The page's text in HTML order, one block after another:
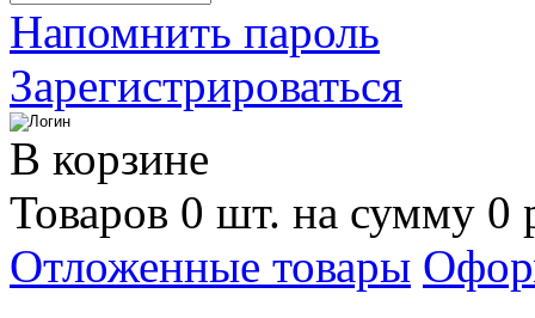
Напомнить пароль
Зарегистрироваться
В корзине
Товаров 0 шт. на сумму 0
Отложенные товары